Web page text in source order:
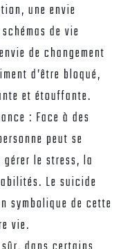
une envie
de vie
de changement
d’être bloqué,
et étouffante.
: Face à des
peut se
le stress, la
Le suicide
symbolique de cette
vie.